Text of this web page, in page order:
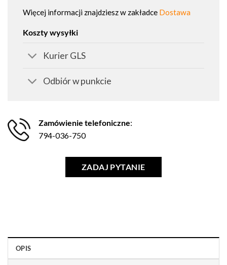
Więcej informacji znajdziesz w zakładce Dostawa
Koszty wysyłki
Kurier GLS
Odbiór w punkcie
Zamówienie telefoniczne:
794-036-750
ZADAJ PYTANIE
OPIS